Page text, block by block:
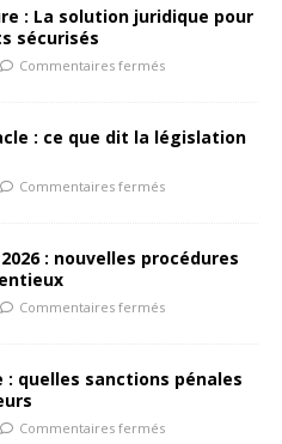
: La solution juridique pour
sécurisés
Commentaires fermés
: ce que dit la législation
Commentaires fermés
: nouvelles procédures
Commentaires fermés
: quelles sanctions pénales
Commentaires fermés